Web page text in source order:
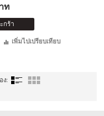
ท
กร้า
เพิ่มไปเปรียบเทียบ
ง: